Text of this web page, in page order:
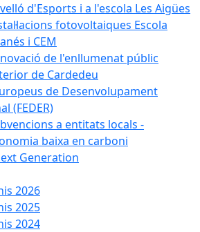
d'Esports i a l'escola Les Aigües
fotovoltaiques Escola
i CEM
de l'enllumenat públic
de Cardedeu
de Desenvolupament
(FEDER)
a entitats locals -
baixa en carboni
Generation
2026
2025
2024